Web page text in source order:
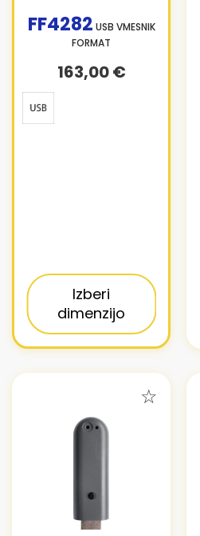
FF4282 USB VMESNIK
FORMAT
163,00 €
Izberi
dimenzijo